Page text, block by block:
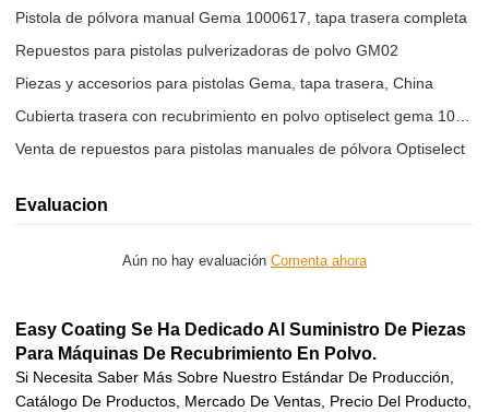
Pistola de pólvora manual Gema 1000617, tapa trasera completa
Repuestos para pistolas pulverizadoras de polvo GM02
Piezas y accesorios para pistolas Gema, tapa trasera, China
Cubierta trasera con recubrimiento en polvo optiselect gema 1000 617
Venta de repuestos para pistolas manuales de pólvora Optiselect
Evaluacion
Aún no hay evaluación Comenta ahora
Easy Coating Se Ha Dedicado Al Suministro De Piezas
Para Máquinas De Recubrimiento En Polvo.
Si Necesita Saber Más Sobre Nuestro Estándar De Producción,
Catálogo De Productos, Mercado De Ventas, Precio Del Producto,